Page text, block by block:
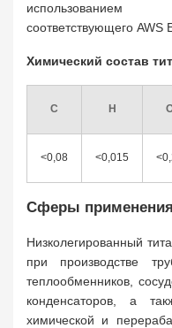
использованием
соответствующего AWS
Химический состав
C H
<0,08 <0,015
Сферы применения
Низколегированный
при производстве
теплообменников,
конденсаторов, а
химической и